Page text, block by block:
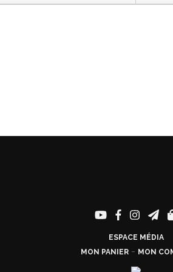
ESPACE MÉDIA
MON PANIER- MON